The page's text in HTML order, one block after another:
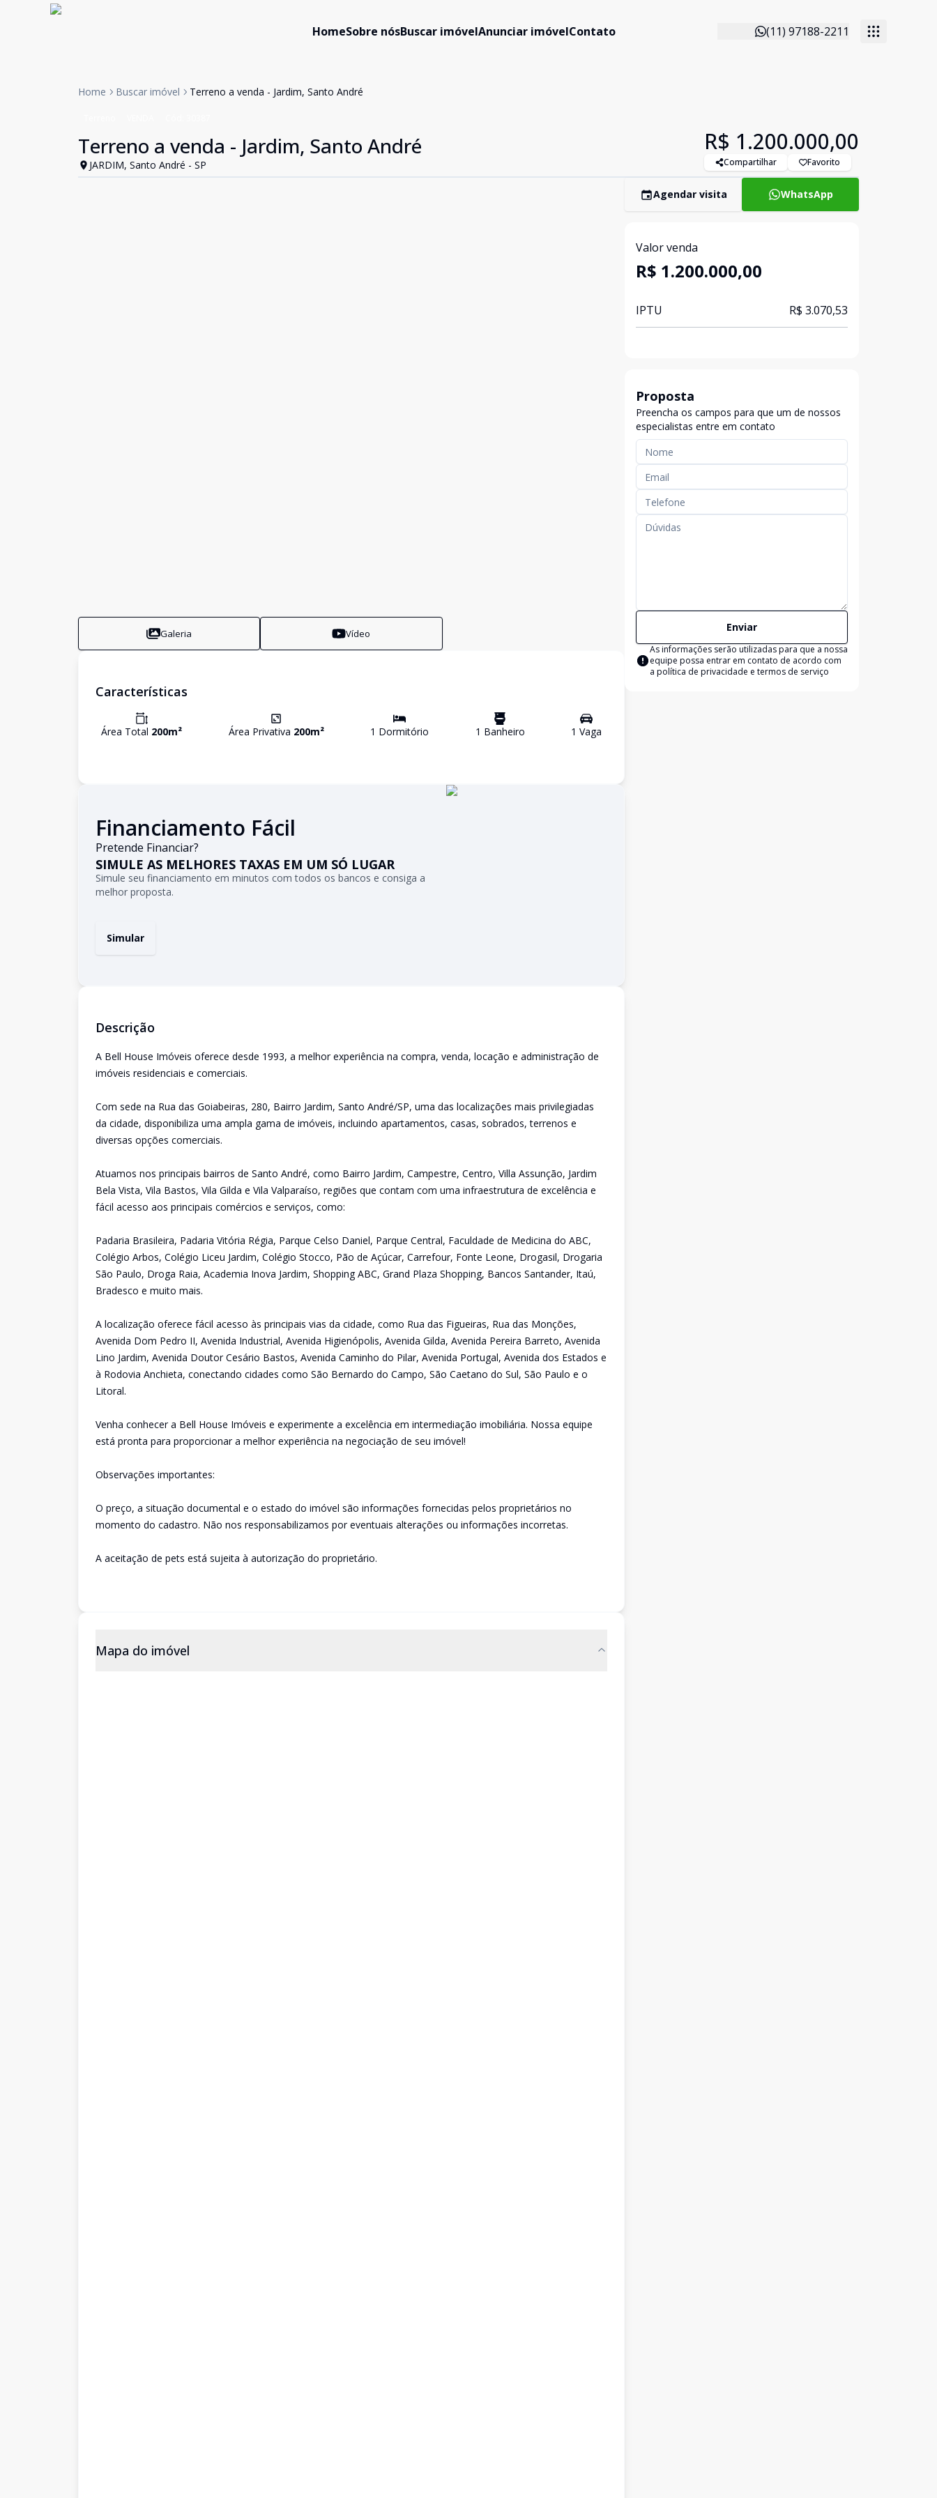
HomeSobre nósBuscar imóvelAnunciar imóvelContato (11) 97188-2211
Home Buscar imóvel Terreno a venda - Jardim, Santo André
Terreno a venda - Jardim, Santo André
JARDIM, Santo André - SP
R$ 1.200.000,00
Compartilhar Favorito
Galeria Vídeo
Características
Área Total 200m² Área Privativa 200m² 1 Dormitório 1 Banheiro 1 Vaga
Financiamento Fácil
Pretende Financiar?
SIMULE AS MELHORES TAXAS EM UM SÓ LUGAR
Simule seu financiamento em minutos com todos os bancos e consiga a
melhor proposta.
Simular
Descrição
A Bell House Imóveis oferece desde 1993, a melhor experiência na compra, venda, locação e administração de
imóveis residenciais e comerciais.
Com sede na Rua das Goiabeiras, 280, Bairro Jardim, Santo André/SP, uma das localizações mais privilegiadas
da cidade, disponibiliza uma ampla gama de imóveis, incluindo apartamentos, casas, sobrados, terrenos e
diversas opções comerciais.
Atuamos nos principais bairros de Santo André, como Bairro Jardim, Campestre, Centro, Villa Assunção, Jardim
Bela Vista, Vila Bastos, Vila Gilda e Vila Valparaíso, regiões que contam com uma infraestrutura de excelência e
fácil acesso aos principais comércios e serviços, como:
Padaria Brasileira, Padaria Vitória Régia, Parque Celso Daniel, Parque Central, Faculdade de Medicina do ABC,
Colégio Arbos, Colégio Liceu Jardim, Colégio Stocco, Pão de Açúcar, Carrefour, Fonte Leone, Drogasil, Drogaria
São Paulo, Droga Raia, Academia Inova Jardim, Shopping ABC, Grand Plaza Shopping, Bancos Santander, Itaú,
Bradesco e muito mais.
A localização oferece fácil acesso às principais vias da cidade, como Rua das Figueiras, Rua das Monções,
Avenida Dom Pedro II, Avenida Industrial, Avenida Higienópolis, Avenida Gilda, Avenida Pereira Barreto, Avenida
Lino Jardim, Avenida Doutor Cesário Bastos, Avenida Caminho do Pilar, Avenida Portugal, Avenida dos Estados e
à Rodovia Anchieta, conectando cidades como São Bernardo do Campo, São Caetano do Sul, São Paulo e o
Litoral.
Venha conhecer a Bell House Imóveis e experimente a excelência em intermediação imobiliária. Nossa equipe
está pronta para proporcionar a melhor experiência na negociação de seu imóvel!
Observações importantes:
O preço, a situação documental e o estado do imóvel são informações fornecidas pelos proprietários no
momento do cadastro. Não nos responsabilizamos por eventuais alterações ou informações incorretas.
A aceitação de pets está sujeita à autorização do proprietário.
Mapa do imóvel
Agendar visita WhatsApp
Valor venda
R$ 1.200.000,00
IPTU R$ 3.070,53
Proposta
Preencha os campos para que um de nossos
especialistas entre em contato
Enviar
As informações serão utilizadas para que a nossa
equipe possa entrar em contato de acordo com
a política de privacidade e termos de serviço